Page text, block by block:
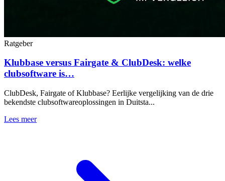
Ratgeber
Klubbase versus Fairgate & ClubDesk: welke
clubsoftware is…
ClubDesk, Fairgate of Klubbase? Eerlijke vergelijking van de drie
bekendste clubsoftwareoplossingen in Duitsta...
Lees meer